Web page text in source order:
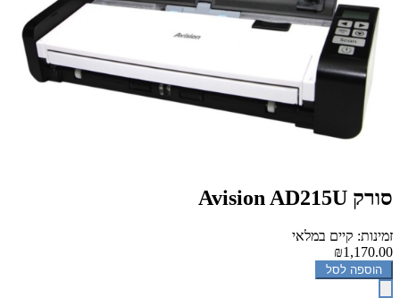
סורק Avision AD215U
זמינות: קיים במלאי
₪1,170.00
הוספה לסל